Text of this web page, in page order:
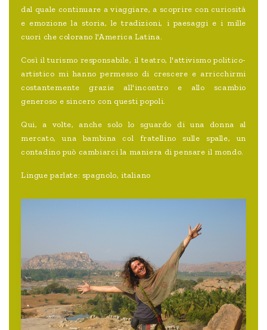
dal quale continuare a viaggiare, a scoprire con curiosità
e emozione la storia, le tradizioni, i paesaggi e i mille
cuori che colorano l'America Latina.
Così il turismo responsabile, il teatro, l'attivismo politico-
artistico mi hanno permesso di crescere e arricchirmi
costantemente grazie all'incontro e allo scambio
generoso e sincero con questi popoli.
Qui, a volte, anche solo lo sguardo di una donna al
mercato, una bambina col fratellino sulle spalle, un
contadino può cambiarci la maniera di pensare il mondo.
Lingue parlate: spagnolo, italiano